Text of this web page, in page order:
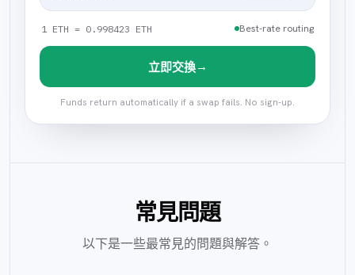
1 ETH = 0.998423 ETH Best-rate routing
立即交換→
Funds return automatically if a swap fails. No sign-up.
常見問題
以下是一些最常見的問題與解答。